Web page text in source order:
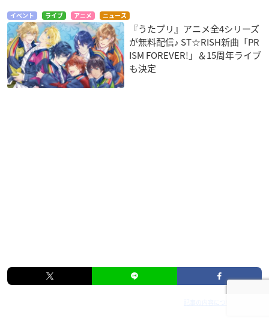
イベント ライブ アニメ ニュース
『うたプリ』アニメ全4シリーズ
が無料配信♪ ST☆RISH新曲「PR
ISM FOREVER!」＆15周年ライブ
も決定